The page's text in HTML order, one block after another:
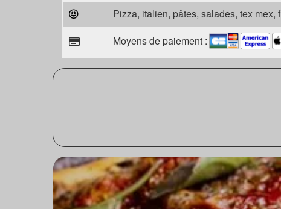
Pizza, italien, pâtes, salades, tex mex,
Moyens de paiement :